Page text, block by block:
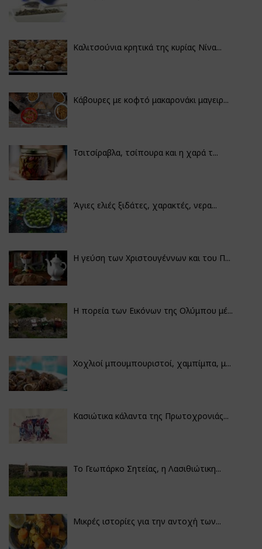
Καλιτσούνια κρητικά της κυρίας Νίνα...
Κάβουρες με κοφτό μακαρονάκι μαγειρ...
Τσιτσίραβλα, τσίπουρα και η χαρά τ...
Άγιες ελιές ξιδάτες, χαρακτές, νερα...
Η γεύση των Χριστουγέννων και του Π...
Η πορεία των Εικόνων της Ολύμπου μέ...
Χοχλιοί μπουμπουριστοί, χαμπίμπα, μ...
Κασιώτικα κάλαντα της Πρωτοχρονιάς...
Το Γεωπάρκο Σητείας, η Λασιθιώτικη...
Μικρές ιστορίες για την αντοχή των...